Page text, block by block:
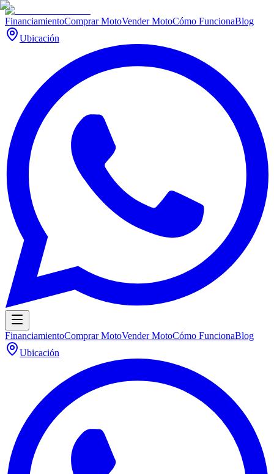
FinanciamientoComprar MotoVender MotoCómo FuncionaBlog
Ubicación
FinanciamientoComprar MotoVender MotoCómo FuncionaBlog
Ubicación